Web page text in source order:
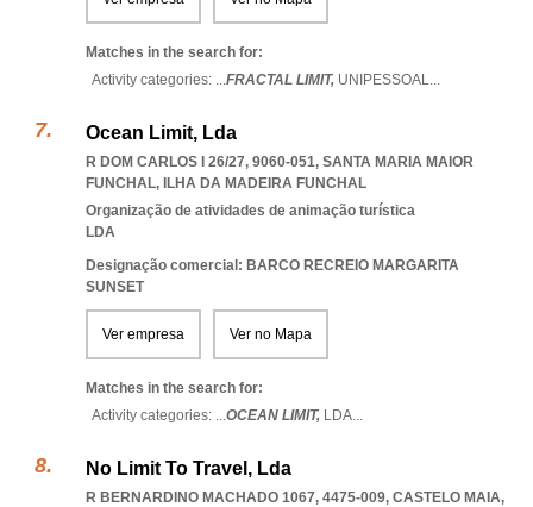
Matches in the search for:
Activity categories: ...FRACTAL LIMIT, UNIPESSOAL...
Ocean Limit, Lda
R DOM CARLOS I 26/27, 9060-051, SANTA MARIA MAIOR
FUNCHAL, ILHA DA MADEIRA FUNCHAL
Organização de atividades de animação turística
LDA
Designação comercial: BARCO RECREIO MARGARITA
SUNSET
Ver empresa Ver no Mapa
Matches in the search for:
Activity categories: ...OCEAN LIMIT, LDA...
No Limit To Travel, Lda
R BERNARDINO MACHADO 1067, 4475-009, CASTELO MAIA,